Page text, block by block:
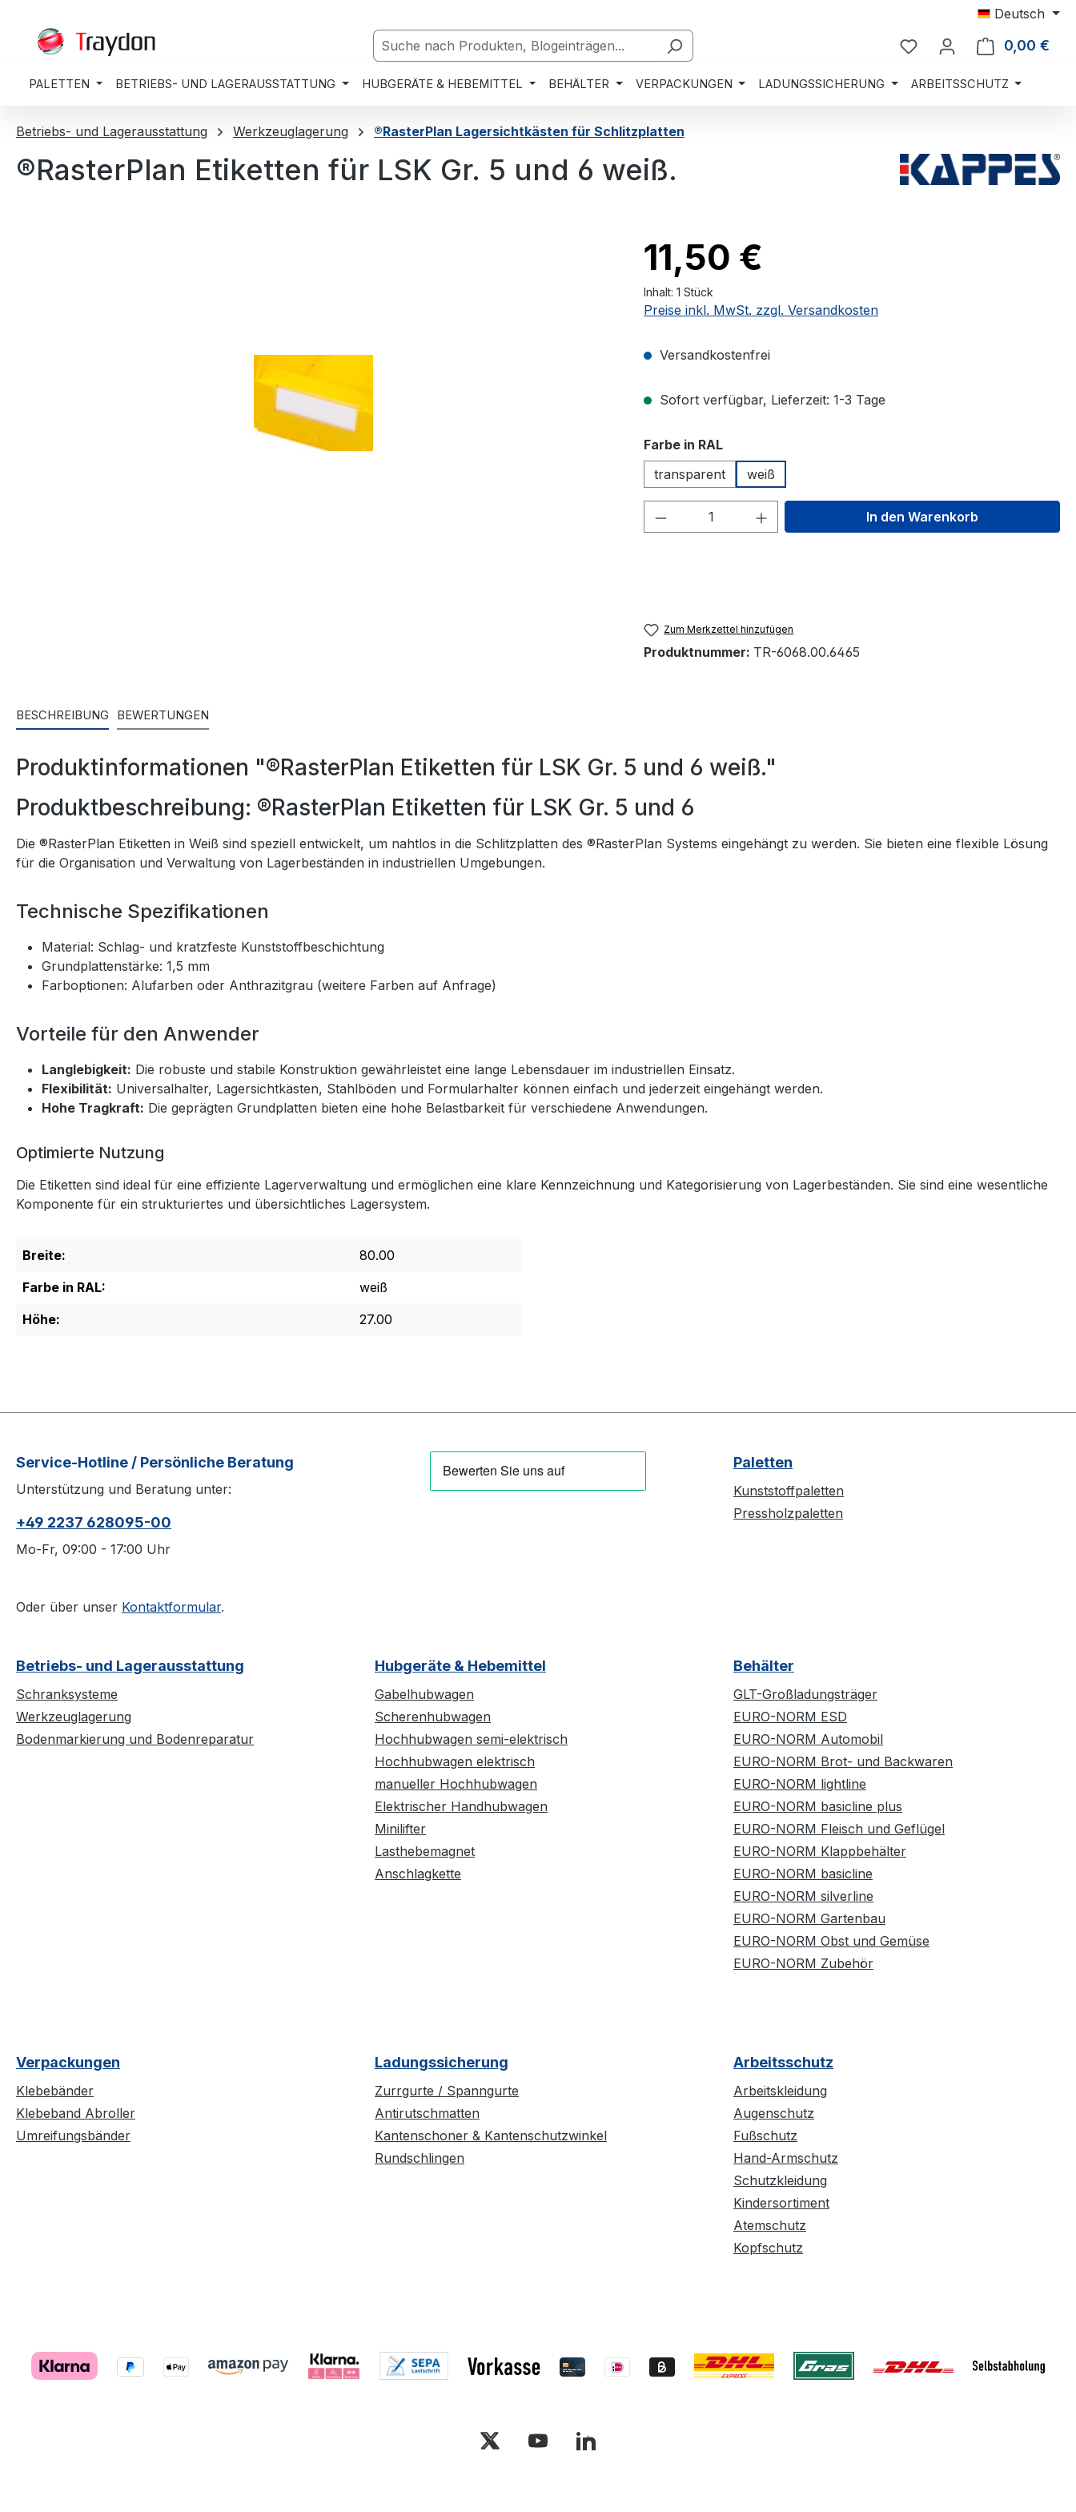
Deutsch
0,00 €
PALETTEN BETRIEBS- UND LAGERAUSSTATTUNG HUBGERÄTE & HEBEMITTEL BEHÄLTER VERPACKUNGEN LADUNGSSICHERUNG ARBEITSSCHUTZ
Betriebs- und Lagerausstattung Werkzeuglagerung ®RasterPlan Lagersichtkästen für Schlitzplatten
®RasterPlan Etiketten für LSK Gr. 5 und 6 weiß.
11,50 €
Inhalt: 1 Stück
Preise inkl. MwSt. zzgl. Versandkosten
Versandkostenfrei
Sofort verfügbar, Lieferzeit: 1-3 Tage
Farbe in RALauswählen
transparent
weiß
Produkt Anzahl: Gib den gewünschten Wert
In den Warenkorb
Zum Merkzettel hinzufügen
Produktnummer: TR-6068.00.6465
BESCHREIBUNG BEWERTUNGEN
Produktinformationen "®RasterPlan Etiketten für LSK Gr. 5 und 6 weiß."
Produktbeschreibung: ®RasterPlan Etiketten für LSK Gr. 5 und 6
Die ®RasterPlan Etiketten in Weiß sind speziell entwickelt, um nahtlos in die Schlitzplatten des ®RasterPlan Systems eingehängt zu werden. Sie bieten eine flexible Lösung
für die Organisation und Verwaltung von Lagerbeständen in industriellen Umgebungen.
Technische Spezifikationen
Material: Schlag- und kratzfeste Kunststoffbeschichtung
Grundplattenstärke: 1,5 mm
Farboptionen: Alufarben oder Anthrazitgrau (weitere Farben auf Anfrage)
Vorteile für den Anwender
Langlebigkeit: Die robuste und stabile Konstruktion gewährleistet eine lange Lebensdauer im industriellen Einsatz.
Flexibilität: Universalhalter, Lagersichtkästen, Stahlböden und Formularhalter können einfach und jederzeit eingehängt werden.
Hohe Tragkraft: Die geprägten Grundplatten bieten eine hohe Belastbarkeit für verschiedene Anwendungen.
Optimierte Nutzung
Die Etiketten sind ideal für eine effiziente Lagerverwaltung und ermöglichen eine klare Kennzeichnung und Kategorisierung von Lagerbeständen. Sie sind eine wesentliche
Komponente für ein strukturiertes und übersichtliches Lagersystem.
Breite:
80.00
Farbe in RAL:
weiß
Höhe:
27.00
Service-Hotline / Persönliche Beratung
Unterstützung und Beratung unter:
+49 2237 628095-00
Mo-Fr, 09:00 - 17:00 Uhr
Oder über unser Kontaktformular.
Paletten
Kunststoffpaletten
Pressholzpaletten
Betriebs- und Lagerausstattung
Schranksysteme
Werkzeuglagerung
Bodenmarkierung und Bodenreparatur
Hubgeräte & Hebemittel
Gabelhubwagen
Scherenhubwagen
Hochhubwagen semi-elektrisch
Hochhubwagen elektrisch
manueller Hochhubwagen
Elektrischer Handhubwagen
Minilifter
Lasthebemagnet
Anschlagkette
Behälter
GLT-Großladungsträger
EURO-NORM ESD
EURO-NORM Automobil
EURO-NORM Brot- und Backwaren
EURO-NORM lightline
EURO-NORM basicline plus
EURO-NORM Fleisch und Geflügel
EURO-NORM Klappbehälter
EURO-NORM basicline
EURO-NORM silverline
EURO-NORM Gartenbau
EURO-NORM Obst und Gemüse
EURO-NORM Zubehör
Verpackungen
Klebebänder
Klebeband Abroller
Umreifungsbänder
Ladungssicherung
Zurrgurte / Spanngurte
Antirutschmatten
Kantenschoner & Kantenschutzwinkel
Rundschlingen
Arbeitsschutz
Arbeitskleidung
Augenschutz
Fußschutz
Hand-Armschutz
Schutzkleidung
Kindersortiment
Atemschutz
Kopfschutz